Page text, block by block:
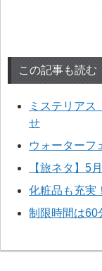
この記事も読む
ミステリア
せ
ウォーターフ
【旅ネタ】5
化粧品も充実
制限時間は60